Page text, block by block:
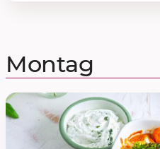
Montag